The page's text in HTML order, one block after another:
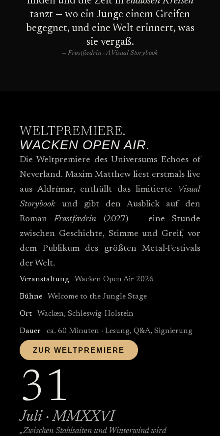
tanzt — wo ein Junge einem Greifen
begegnet, und eine Welt erinnert, was
sie vergaß.
— Frøstfædrin · A Visual Storybook
31
Juli · MMXXVI
„Zwischen Stahlsaiten und Winterwind wird
WELTPREMIERE.
WACKEN OPEN AIR.
Die Weltpremiere des Universums Echoes of
Neverland. Maxim Matthew liest erstmals live
aus Aldrímar, enthüllt das limitierte
Visual
Storybook und gibt den Ausblick auf den
RomanFrøstfædrin (2027) — eine Stunde
zwischen Geschichte, Stimme und Greif, vor
dem Publikum des größten Metal-Festivals
der Welt.
Veranstaltung Wacken Open Air 2026
Bühne Welcome to the Jungle Stage
Ort Wacken, Schleswig-Holstein
Dauer ca. 60 Minuten · Lesung, Q&A, Signierung
ZUR WELTPREMIERE